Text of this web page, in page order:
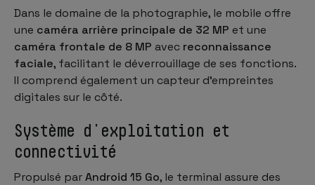
Dans le domaine de la photographie, le mobile offre
une caméra arrière principale de 32 MP et une
caméra frontale de 8 MP avec reconnaissance
faciale, facilitant le déverrouillage de ses fonctions.
Il comprend également un capteur d'empreintes
digitales sur le côté.
Système d'exploitation et
connectivité
Propulsé parAndroid 15 Go, le terminal assure des